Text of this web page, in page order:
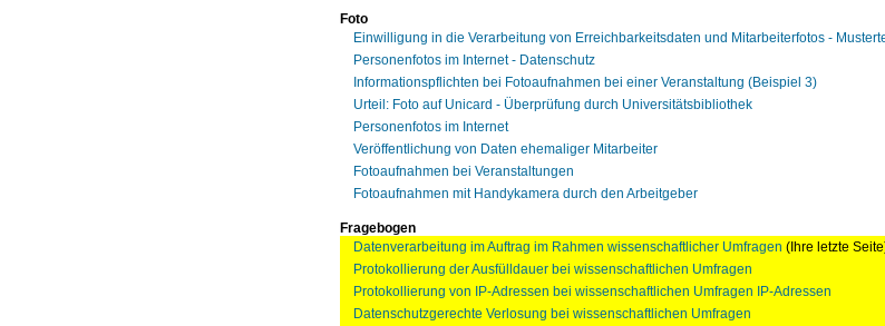
Foto
Einwilligung in die Verarbeitung von Erreichbarkeitsdaten und Mitarbeiterfotos -
Personenfotos im Internet - Datenschutz
Informationspflichten bei Fotoaufnahmen bei einer Veranstaltung (Beispiel 3)
Urteil: Foto auf Unicard - Überprüfung durch Universitätsbibliothek
Personenfotos im Internet
Veröffentlichung von Daten ehemaliger Mitarbeiter
Fotoaufnahmen bei Veranstaltungen
Fotoaufnahmen mit Handykamera durch den Arbeitgeber
Fragebogen
Datenverarbeitung im Auftrag im Rahmen wissenschaftlicher Umfragen (Ihre letzte
Protokollierung der Ausfülldauer bei wissenschaftlichen Umfragen
Protokollierung von IP-Adressen bei wissenschaftlichen Umfragen IP-Adressen
Datenschutzgerechte Verlosung bei wissenschaftlichen Umfragen